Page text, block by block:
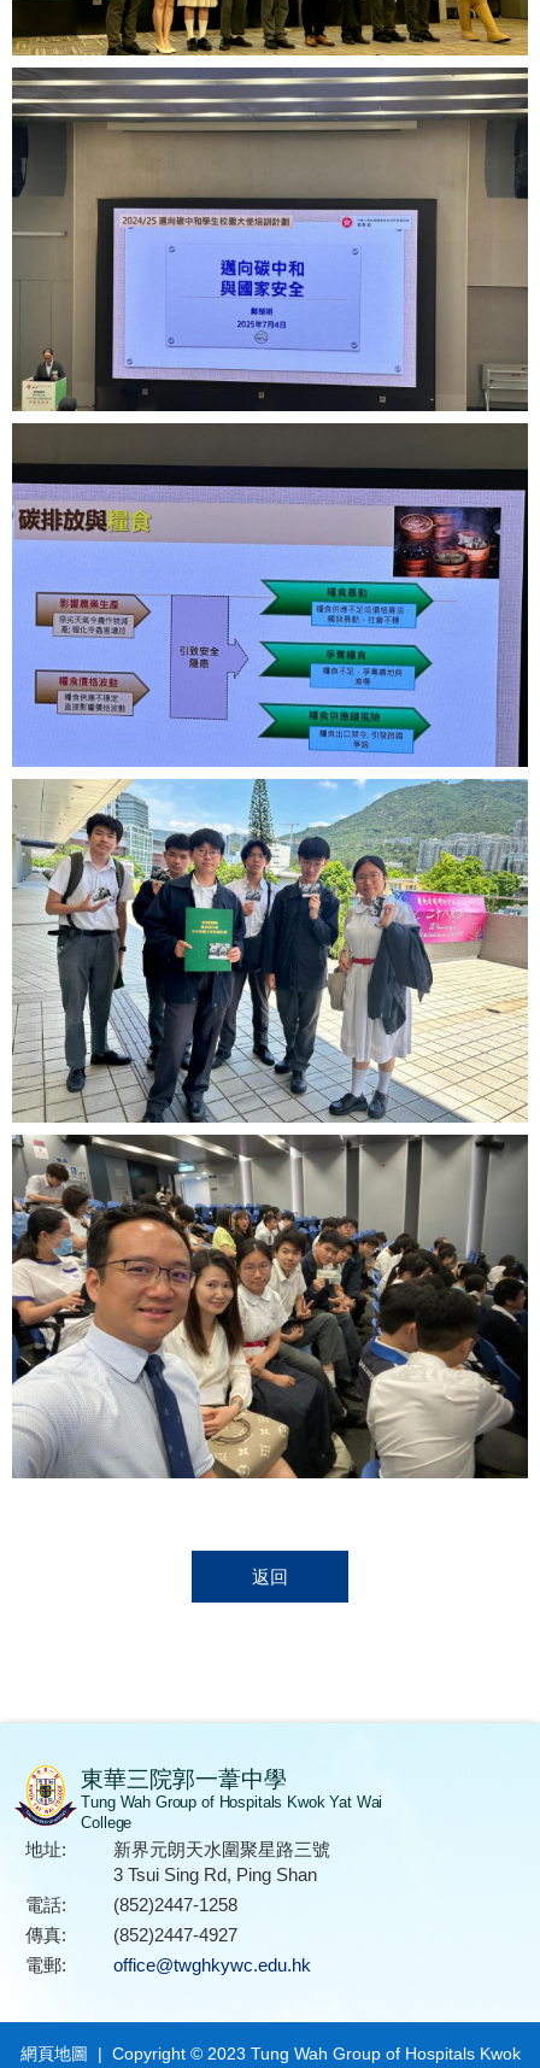
返回
東華三院郭一葦中學
Tung Wah Group of Hospitals Kwok Yat Wai
College
地址:
新界元朗天水圍聚星路三號
3 Tsui Sing Rd, Ping Shan
電話:
(852)2447-1258
傳真:
(852)2447-4927
電郵:
office@twghkywc.edu.hk
網頁地圖 | Copyright © 2023 Tung Wah Group of Hospitals Kwok